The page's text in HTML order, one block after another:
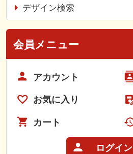
デザイン検索
会員メニュー
アカウント
お気に入り
カート
ログイン